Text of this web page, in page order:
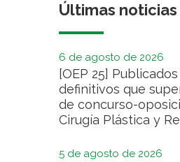
Últimas noticias
6 de agosto de 2026
[OEP 25]
definitivos que
de concurso-
Cirugía Plástica y
5 de agosto de 2026